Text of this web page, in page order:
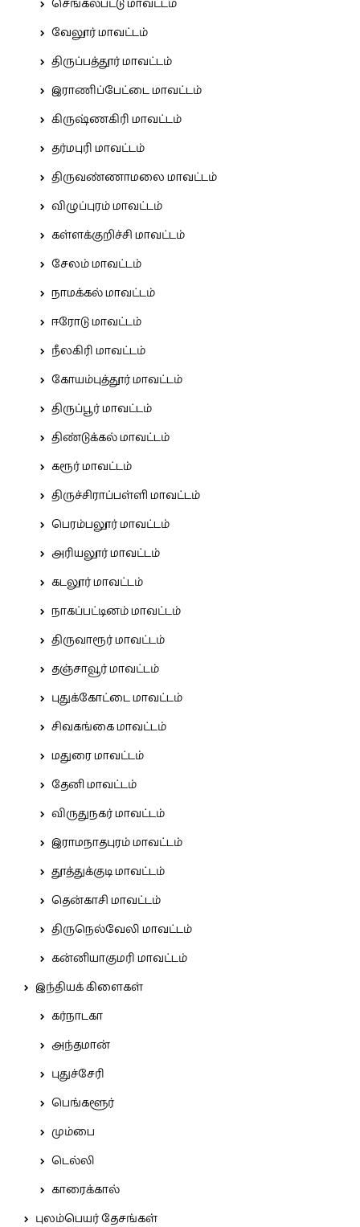
செங்கல்பட்டு மாவட்டம்
வேலூர் மாவட்டம்
திருப்பத்தூர் மாவட்டம்
இராணிப்பேட்டை மாவட்டம்
கிருஷ்ணகிரி மாவட்டம்
தர்மபுரி மாவட்டம்
திருவண்ணாமலை மாவட்டம்
விழுப்புரம் மாவட்டம்
கள்ளக்குறிச்சி மாவட்டம்
சேலம் மாவட்டம்
நாமக்கல் மாவட்டம்
ஈரோடு மாவட்டம்
நீலகிரி மாவட்டம்
கோயம்புத்தூர் மாவட்டம்
திருப்பூர் மாவட்டம்
திண்டுக்கல் மாவட்டம்
கரூர் மாவட்டம்
திருச்சிராப்பள்ளி மாவட்டம்
பெரம்பலூர் மாவட்டம்
அரியலூர் மாவட்டம்
கடலூர் மாவட்டம்
நாகப்பட்டினம் மாவட்டம்
திருவாரூர் மாவட்டம்
தஞ்சாவூர் மாவட்டம்
புதுக்கோட்டை மாவட்டம்
சிவகங்கை மாவட்டம்
மதுரை மாவட்டம்
தேனி மாவட்டம்
விருதுநகர் மாவட்டம்
இராமநாதபுரம் மாவட்டம்
தூத்துக்குடி மாவட்டம்
தென்காசி மாவட்டம்
திருநெல்வேலி மாவட்டம்
கன்னியாகுமரி மாவட்டம்
இந்தியக் கிளைகள்
கர்நாடகா
அந்தமான்
புதுச்சேரி
பெங்களூர்
மும்பை
டெல்லி
காரைக்கால்
புலம்பெயர் தேசங்கள்